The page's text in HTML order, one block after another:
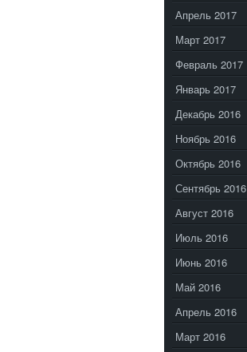
Апрель 2017
Март 2017
Февраль 2017
Январь 2017
Декабрь 2016
Ноябрь 2016
Октябрь 2016
Сентябрь 2016
Август 2016
Июль 2016
Июнь 2016
Май 2016
Апрель 2016
Март 2016